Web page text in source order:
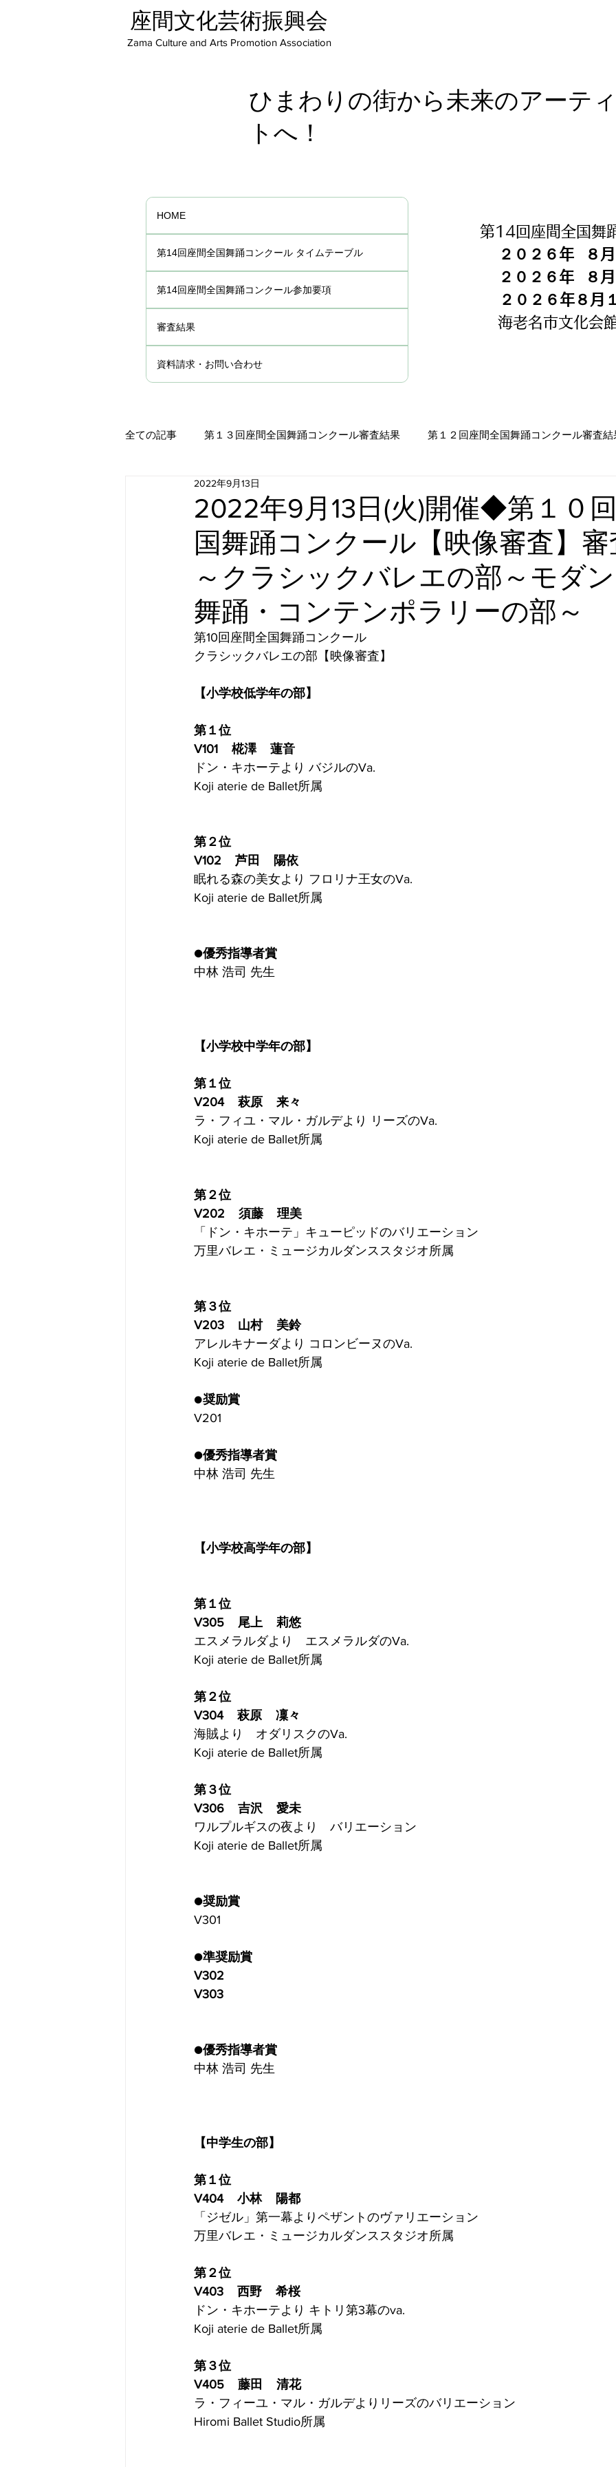
座間文化芸術振興会
Zama Culture and Arts Promotion Association
ひまわりの街から未来のアーテ
トへ！
HOME
第14回座間全国舞踊コンクール タイムテーブル
第14回座間全国舞踊コンクール参加要項
審査結果
資料請求・お問い合わせ
第14回座間全国舞
２０２６年 ８
２０２６年 ８
２０２６年８月
海老名市文化会
全ての記事 第１３回座間全国舞踊コンクール審査結果 第１２回座間全国舞踊コンクール審査結
第１１回座間全国舞踊コンクール審査結果
第９回座間全国舞踊コンクール審査結果 第７回ミュージカルコンクール審査結果
第８回座間全国舞踊コンクール審査結果 第６回座間全国ミュージカルコンクール審査結果
第７回座間全国舞踊コンクール審査結果 第６回座間全国舞踊コンクール審査結果
第５回座間全国舞踊コンクール審査結果 第３回座間全国ミュージカルコンクール審査結果
第３回座間全国舞踊コンクール審査結果 第２回座間全国舞踊コンクール審査結果
2022年9月13日(火)開催◆第１０
国舞踊コンクール【映像審査】
～クラシックバレエの部～モダ
舞踊・コンテンポラリーの部～
2022年9月13日
第10回座間全国舞踊コンクール
クラシックバレエの部【映像審査】
【小学校低学年の部】
第１位
V101    椛澤    蓮音
ドン・キホーテより バジルのVa.
Koji aterie de Ballet所属
第２位
V102    芦田    陽依
眠れる森の美女より フロリナ王女のVa.
Koji aterie de Ballet所属
●優秀指導者賞
中林 浩司 先生
【小学校中学年の部】
第１位
V204    萩原    来々
ラ・フィユ・マル・ガルデより リーズのVa.
Koji aterie de Ballet所属
第２位
V202    須藤    理美
「ドン・キホーテ」キューピッドのバリエーション
万里バレエ・ミュージカルダンススタジオ所属
第３位
V203    山村    美鈴
アレルキナーダより コロンビーヌのVa.
Koji aterie de Ballet所属
●奨励賞
V201
●優秀指導者賞
中林 浩司 先生
【小学校高学年の部】
第１位
V305    尾上    莉悠
エスメラルダより　エスメラルダのVa.
Koji aterie de Ballet所属​
第２位
V304    萩原    凜々
海賊より　オダリスクのVa.
Koji aterie de Ballet所属
第３位
V306    吉沢    愛未
ワルプルギスの夜より　バリエーション
Koji aterie de Ballet所属
●奨励賞
V301
●準奨励賞
V302
V303
●優秀指導者賞
中林 浩司 先生
【中学生の部】
第１位
V404    小林    陽都
「ジゼル」第一幕よりペザントのヴァリエーション
万里バレエ・ミュージカルダンススタジオ所属
第２位
V403    西野    希桜
ドン・キホーテより キトリ第3幕のva.
Koji aterie de Ballet所属
第３位
V405    藤田    清花
ラ・フィーユ・マル・ガルデよりリーズのバリエーション
Hiromi Ballet Studio所属